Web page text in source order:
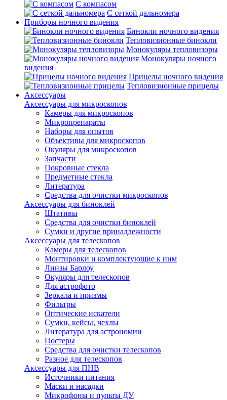
С компасом
С сеткой дальномера
Приборы ночного видения
Бинокли ночного видения
Тепловизионные бинокли
Монокуляры тепловизоры
Монокуляры ночного
видения
Прицелы ночного видения
Тепловизионные прицелы
Аксессуары
Аксессуары для микроскопов
Камеры для микроскопов
Микропрепараты
Наборы для опытов
Объективы для микроскопов
Окуляры для микроскопов
Запчасти
Покровные стекла
Предметные стекла
Литература
Средства для очистки микроскопов
Аксессуары для биноклей
Штативы
Средства для очистки биноклей
Сумки и другие принадлежности
Аксессуары для телескопов
Камеры для телескопов
Монтировки и комплектующие к ним
Линзы Барлоу
Окуляры для телескопов
Для астрофото
Зеркала и призмы
Фильтры
Оптические искатели
Сумки, кейсы, чехлы
Литература для астрономии
Постеры
Средства для очистки телескопов
Разное для телескопов
Аксессуары для ПНВ
Источники питания
Маски и насадки
Микрофоны и пульты ДУ